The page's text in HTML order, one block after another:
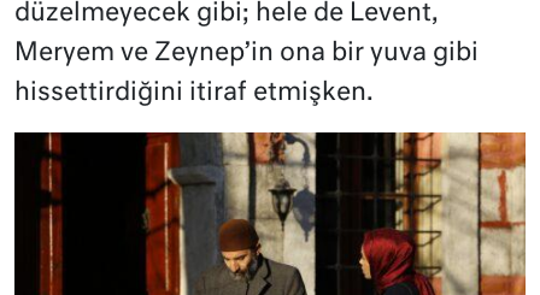
düzelmeyecek gibi; hele de Levent,
Meryem ve Zeynep’in ona bir yuva gibi
hissettirdiğini itiraf etmişken.